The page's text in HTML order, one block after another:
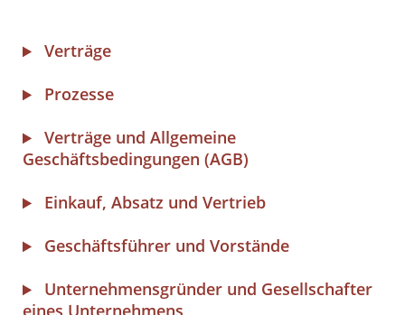
Verträge
Prozesse
Verträge und Allgemeine
Geschäftsbedingungen (AGB)
Einkauf, Absatz und Vertrieb
Geschäftsführer und Vorstände
Unternehmensgründer und Gesellschafter